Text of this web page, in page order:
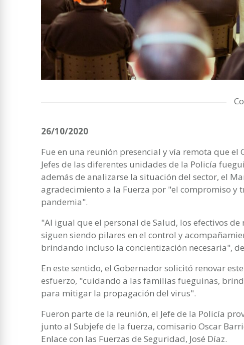
26/10/2020
Fue en una reunión presencial y vía remota que el
Jefes de las diferentes unidades de la Policía
además de analizarse la situación del sector, el
agradecimiento a la Fuerza por "el compromiso y
pandemia".
"Al igual que el personal de Salud, los efectivos
siguen siendo pilares en el control y
brindando incluso la concientización necesaria",
En este sentido, el Gobernador solicitó renovar
esfuerzo, "cuidando a las familias fueguinas,
para mitigar la propagación del virus".
Fueron parte de la reunión, el Jefe de la Policía
junto al Subjefe de la fuerza, comisario Oscar
Enlace con las Fuerzas de Seguridad, José Díaz.